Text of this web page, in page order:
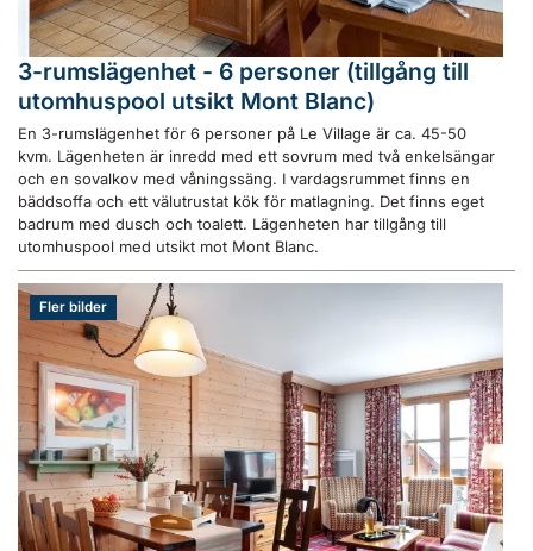
3-rumslägenhet - 6 personer (tillgång till
utomhuspool utsikt Mont Blanc)
En 3-rumslägenhet för 6 personer på Le Village är ca. 45-50
kvm. Lägenheten är inredd med ett sovrum med två enkelsängar
och en sovalkov med våningssäng. I vardagsrummet finns en
bäddsoffa och ett välutrustat kök för matlagning. Det finns eget
badrum med dusch och toalett. Lägenheten har tillgång till
utomhuspool med utsikt mot Mont Blanc.
Fler bilder